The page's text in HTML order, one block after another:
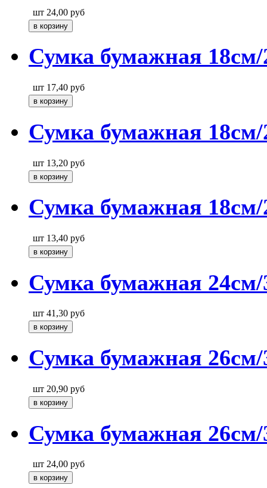
шт 24,00 руб
Сумка бумажная
шт 17,40 руб
Сумка бумажная
шт 13,20 руб
Сумка бумажная 18см/
шт 13,40 руб
Сумка бумажная
шт 41,30 руб
Сумка бумажная 26см/
шт 20,90 руб
Сумка бумажная
шт 24,00 руб